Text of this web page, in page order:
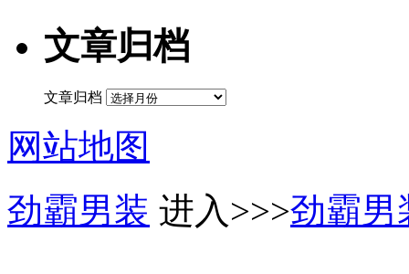
文章归档
文章归档
网站地图
劲霸男装 进入>>>劲霸男